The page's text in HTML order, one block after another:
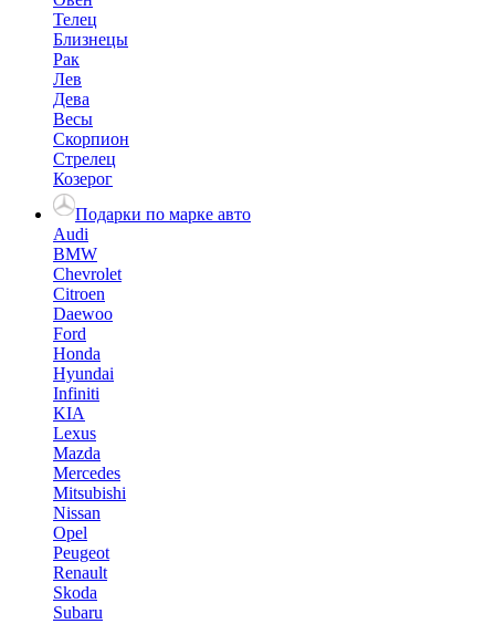
Телец
Близнецы
Рак
Лев
Дева
Весы
Скорпион
Стрелец
Козерог
Подарки по марке авто
Audi
BMW
Chevrolet
Citroen
Daewoo
Ford
Honda
Hyundai
Infiniti
KIA
Lexus
Mazda
Mercedes
Mitsubishi
Nissan
Opel
Peugeot
Renault
Skoda
Subaru